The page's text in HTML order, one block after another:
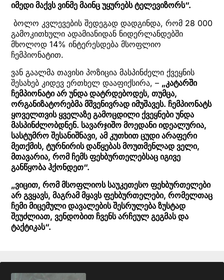
იმედი მაქვს ვინმე მაინც უყურებს ტელევიზორს“.
ბოლო კვლევების შედეგად დადგინდა, რომ 28 000
გამოკითხული ადამიანიდან ნიდერლანდებში
მხოლოდ 14% ინტერესდება მსოფლიო
ჩემპიონატით.
ვან გაალმა თავისი პოზიცია მასპინძელი ქვეყნის
შესახებ კიდევ ერთხელ დააფიქსირა, – „კატარში
ჩემპიონატი არ უნდა დატრდებოდეს, თუმცა,
ორგანიზატორებმა მშვენივრად იმუშავეს. ჩემპიონატს
ყოველთვის ყველაზე გამოცდილი ქვეყნები უნდა
მასპინძლობდნენ. სავარჯიშო მოედანი იდეალურია,
სასტუმრო შესანიშნავი, ამ კუთხით ცუდი არაფერი
მეთქმის, ტურნირის დაწყებას მოუთმენლად ველი,
მთავარია, რომ ჩემს ფეხბურთელებსაც იგივე
განწყობა ჰქონდეთ“.
„ვიცით, რომ მსოფლიოს საუკეთესო ფეხბურთელები
არ გვყავს, მაგრამ მყავს ფეხბურთელები, რომელთაც
ჩემი მიცემული დავალების შესრულება ზუსტად
შეუძლიათ, ვენდობით ჩვენს არჩეულ გეგმას და
ტაქტიკას“.